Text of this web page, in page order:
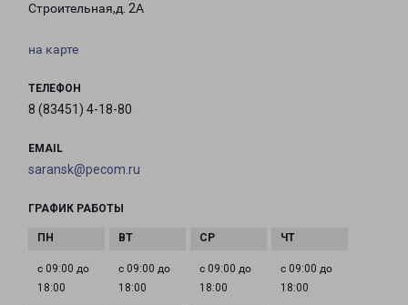
Строительная,д. 2А
на карте
ТЕЛЕФОН
8 (83451) 4-18-80
EMAIL
saransk@pecom.ru
ГРАФИК РАБОТЫ
с 09:00 до
18:00
с 09:00 до
18:00
с 09:00 до
18:00
с 09:00 до
18:00